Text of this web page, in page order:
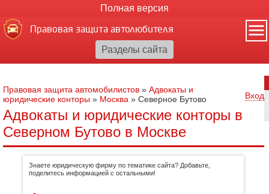
Полная версия
Правовая защита автолюбителя
Правовая защита автомобилистов » Адвокаты и
юридические конторы » Москва » Северное Бутово Вход
Адвокаты и юридические конторы в
Северном Бутово в Москве
Знаете юридическую фирму по тематике сайта? Добавьте,
поделитесь информацией с остальными!